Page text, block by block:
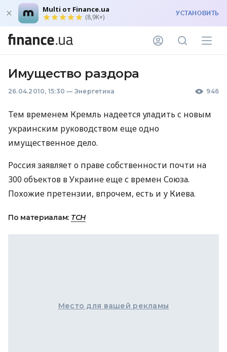
Multi от Finance.ua
(8,9K+) УСТАНОВИТЬ
Имущество раздора
26.04.2010, 15:30 — Энергетика 946
Тем временем Кремль надеется уладить с новым
украинским руководством еще одно
имущественное дело.
Россия заявляет о праве собственности почти на
300 объектов в Украине еще с времен Союза.
Похожие претензии, впрочем, есть и у Киева.
По материалам: ТСН
Место для вашей рекламы